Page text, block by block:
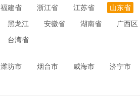
福建省 浙江省 江苏省 山东省
黑龙江 安徽省 湖南省 广西区
台湾省
潍坊市 烟台市 威海市 济宁市